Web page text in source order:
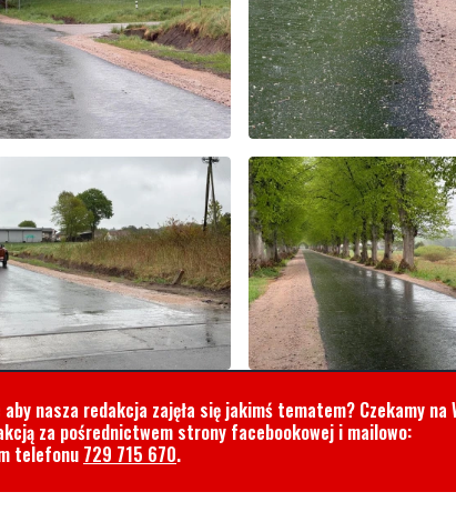
nasza redakcja zajęła się jakimś tematem? Czekamy na
za pośrednictwem strony facebookowej i mailowo:
telefonu 729 715 670.